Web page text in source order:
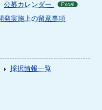
公募カレンダー Excel
発実施上の留意事項
採択情報一覧